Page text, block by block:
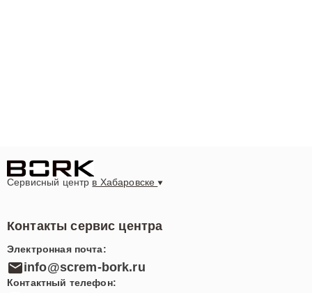
Сервисный центр в Хабаровске
Контакты сервис центра
Электронная почта:
info@screm-bork.ru
Контактный телефон: